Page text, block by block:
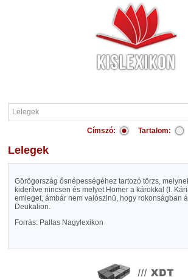
Címszó: Tartalom:
Lelegek
Görögország ősnépességéhez tartozó törzs,
kiderítve nincsen és melyet Homer a károkkal (l.
emleget, ámbár nem valószinü, hogy rokonságban
Deukalion.
Forrás: Pallas Nagylexikon